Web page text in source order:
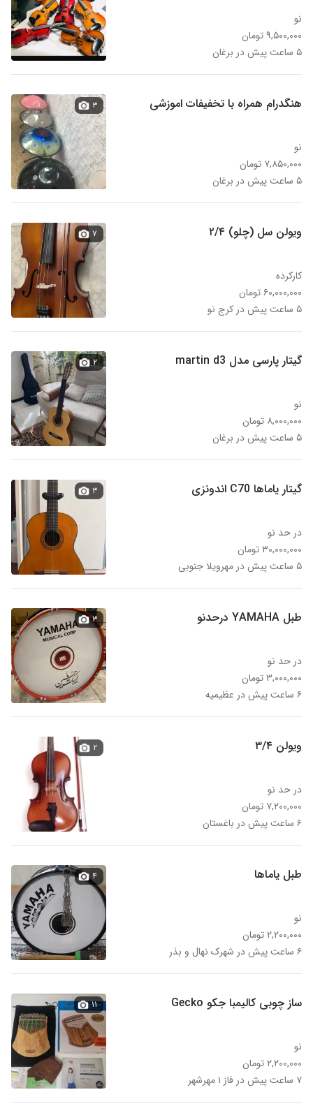
نو
۹,۵۰۰,۰۰۰ تومان
۵ ساعت پیش در برغان
هنگدرام همراه با تخفیفات اموزشی
نو
۷,۸۵۰,۰۰۰ تومان
۵ ساعت پیش در برغان
۳
ویولن سل (چلو) ۲/۴
کارکرده
۶۰,۰۰۰,۰۰۰ تومان
۵ ساعت پیش در کرج نو
۷
گیتار پارسی مدل martin d3
نو
۸,۰۰۰,۰۰۰ تومان
۵ ساعت پیش در برغان
۲
گیتار یاماها C70 اندونزی
در حد نو
۳۰,۰۰۰,۰۰۰ تومان
۵ ساعت پیش در مهرویلا جنوبی
۳
طبل YAMAHA درحدنو
در حد نو
۳,۰۰۰,۰۰۰ تومان
۶ ساعت پیش در عظیمیه
۳
ویولن ۳/۴
در حد نو
۷,۲۰۰,۰۰۰ تومان
۶ ساعت پیش در باغستان
۲
طبل یاماها
نو
۲,۲۰۰,۰۰۰ تومان
۶ ساعت پیش در شهرک نهال و بذر
۴
ساز چوبی کالیمبا جکو Gecko
نو
۲,۲۰۰,۰۰۰ تومان
۷ ساعت پیش در فاز ۱ مهرشهر
۱۱